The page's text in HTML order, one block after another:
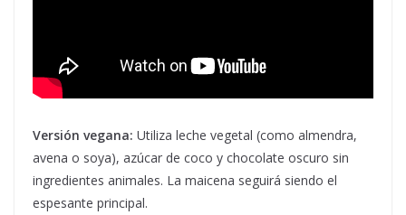
Versión vegana: Utiliza leche vegetal (como almendra,
avena o soya), azúcar de coco y chocolate oscuro sin
ingredientes animales. La maicena seguirá siendo el
espesante principal.